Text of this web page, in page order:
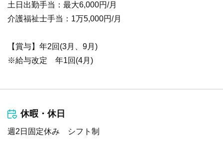
土日出勤手当：最大6,000円/月
介護福祉士手当：1万5,000円/月
【賞与】年2回(3月、9月)
※給与改定 年1回(4月)
休暇・休日
週2日固定休み シフト制